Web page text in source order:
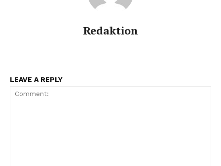
Redaktion
LEAVE A REPLY